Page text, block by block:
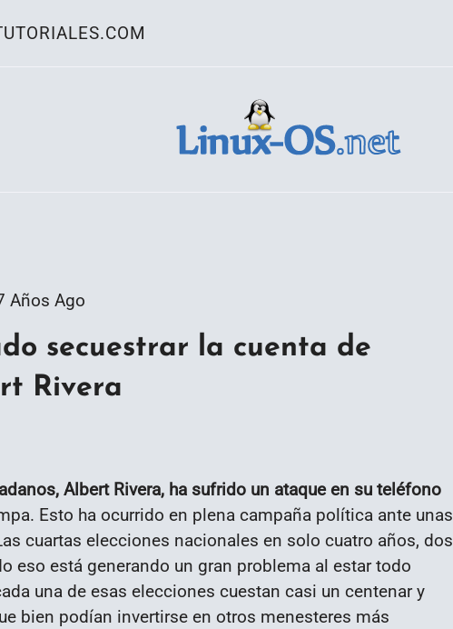
Años Ago
secuestrar la cuenta de
Rivera
Albert Rivera, ha sufrido un ataque en su teléfono
Esto ha ocurrido en plena campaña política ante unas
cuartas elecciones nacionales en solo cuatro años, dos
eso está generando un gran problema al estar todo
una de esas elecciones cuestan casi un centenar y
bien podían invertirse en otros menesteres más